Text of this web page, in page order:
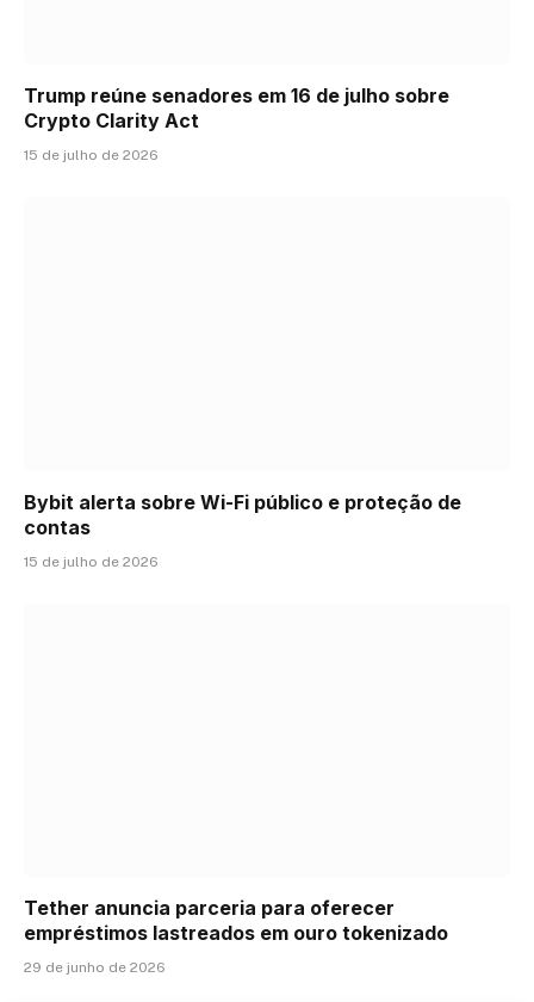
Trump reúne senadores em 16 de julho sobre
Crypto Clarity Act
15 de julho de 2026
Bybit alerta sobre Wi-Fi público e proteção de
contas
15 de julho de 2026
Tether anuncia parceria para oferecer
empréstimos lastreados em ouro tokenizado
29 de junho de 2026